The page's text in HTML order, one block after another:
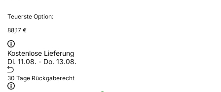
Teuerste Option:
88,17 €
Kostenlose Lieferung
Di. 11.08. - Do. 13.08.
30 Tage Rückgaberecht